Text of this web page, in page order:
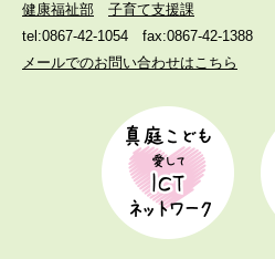
健康福祉部
子育て支援課
tel:0867-42-1054
fax:0867-42-1388
メールでのお問い合わせはこちら